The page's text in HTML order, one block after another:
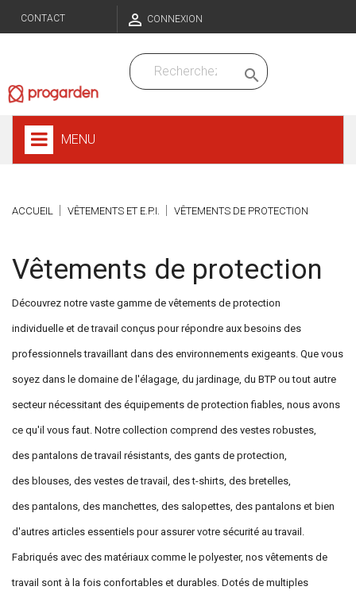
CONTACT  CONNEXION

MENU
ACCUEIL VÊTEMENTS ET E.P.I. VÊTEMENTS DE PROTECTION
Vêtements de protection
Découvrez notre vaste gamme de vêtements de protection
individuelle et de travail conçus pour répondre aux besoins des
professionnels travaillant dans des environnements exigeants. Que vous
soyez dans le domaine de l'élagage, du jardinage, du BTP ou tout autre
secteur nécessitant des équipements de protection fiables, nous avons
ce qu'il vous faut. Notre collection comprend des vestes robustes,
des pantalons de travail résistants, des gants de protection,
des blouses, des vestes de travail, des t-shirts, des bretelles,
des pantalons, des manchettes, des salopettes, des pantalons et bien
d'autres articles essentiels pour assurer votre sécurité au travail.
Fabriqués avec des matériaux comme le polyester, nos vêtements de
travail sont à la fois confortables et durables. Dotés de multiples